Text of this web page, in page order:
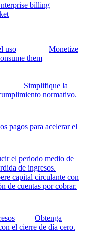
billing
uso
Monetize
them
Simplifique la
normativo.
pagos para acelerar el
el periodo medio de
de ingresos.
capital circulante con
de cuentas por cobrar.
Obtenga
el cierre de día cero.